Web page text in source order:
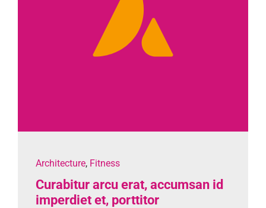
Architecture, Fitness
Curabitur arcu erat, accumsan id
imperdiet et, porttitor